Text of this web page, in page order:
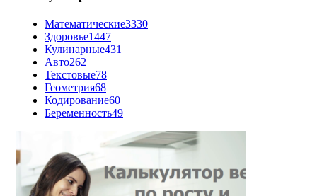
Математические3330
Здоровье1447
Кулинарные431
Авто262
Текстовые78
Геометрия68
Кодирование60
Беременность49